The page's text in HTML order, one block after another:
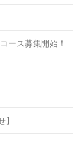
ース募集開始！